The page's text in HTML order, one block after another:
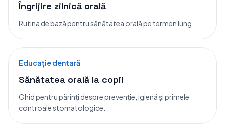
Îngrijire zilnică orală
Rutina de bază pentru sănătatea orală pe termen lung.
Educație dentară
Sănătatea orală la copii
Ghid pentru părinți despre prevenție, igienă și primele
controale stomatologice.